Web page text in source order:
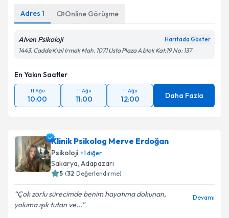
Adres 1 Online Görüşme
Alven Psikoloji Haritada Göster
1443. Cadde Kızıl Irmak Mah. 1071 Usta Plaza A blok Kat:19 No: 137
En Yakın Saatler
11 Ağu
10:00
11 Ağu
11:00
11 Ağu
12:00 Daha Fazla
Klinik Psikolog Merve Erdoğan
Psikoloji +1diğer
Sakarya, Adapazarı
5 (32 Değerlendirme)
Çok zorlu sürecimde benim hayatıma dokunan,
yoluma ışık tutan ve...
Devamı